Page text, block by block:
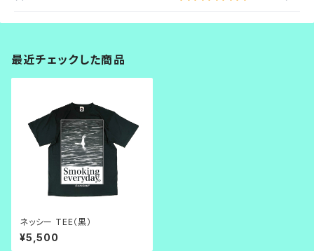
最近チェックした商品
ネッシー TEE（黒）
¥5,500